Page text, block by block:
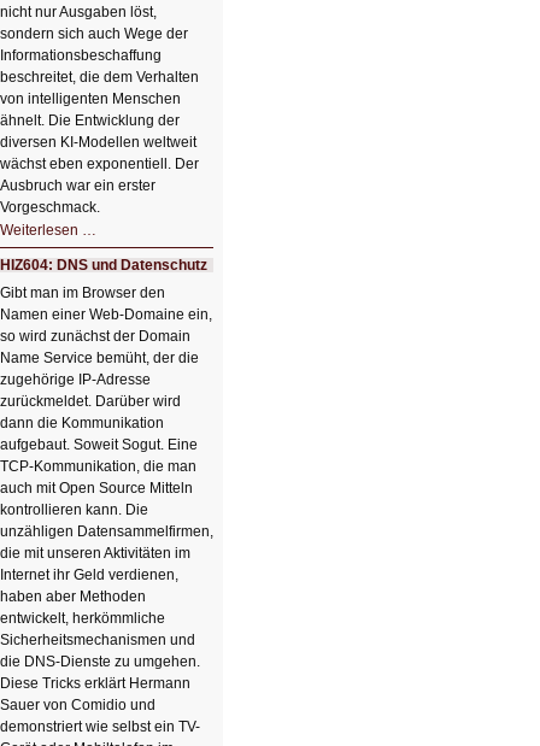
nicht nur Ausgaben löst,
sondern sich auch Wege der
Informationsbeschaffung
beschreitet, die dem Verhalten
von intelligenten Menschen
ähnelt. Die Entwicklung der
diversen KI-Modellen weltweit
wächst eben exponentiell. Der
Ausbruch war ein erster
Vorgeschmack.
Weiterlesen …
Der
Ausbruch
der
KI
HIZ604: DNS und Datenschutz
Gibt man im Browser den
Namen einer Web-Domaine ein,
so wird zunächst der Domain
Name Service bemüht, der die
zugehörige IP-Adresse
zurückmeldet. Darüber wird
dann die Kommunikation
aufgebaut. Soweit Sogut. Eine
TCP-Kommunikation, die man
auch mit Open Source Mitteln
kontrollieren kann. Die
unzähligen Datensammelfirmen,
die mit unseren Aktivitäten im
Internet ihr Geld verdienen,
haben aber Methoden
entwickelt, herkömmliche
Sicherheitsmechanismen und
die DNS-Dienste zu umgehen.
Diese Tricks erklärt Hermann
Sauer von Comidio und
demonstriert wie selbst ein TV-